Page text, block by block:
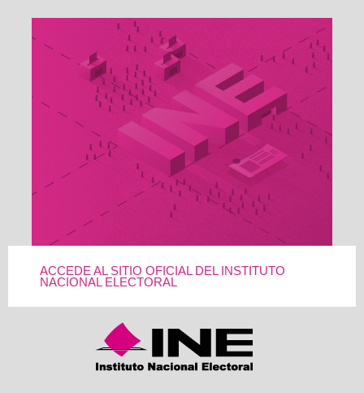
ACCEDE AL SITIO OFICIAL DEL INSTITUTO
NACIONAL ELECTORAL